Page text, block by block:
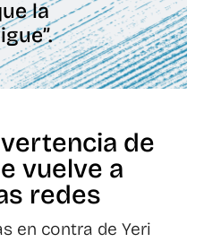
la
de
vuelve a
redes
en contra de Yeri